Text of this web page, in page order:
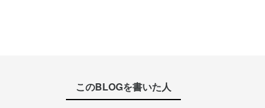
このBLOGを書いた人